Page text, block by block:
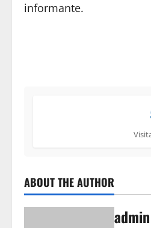
informante.
ABOUT THE AUTHOR
admin